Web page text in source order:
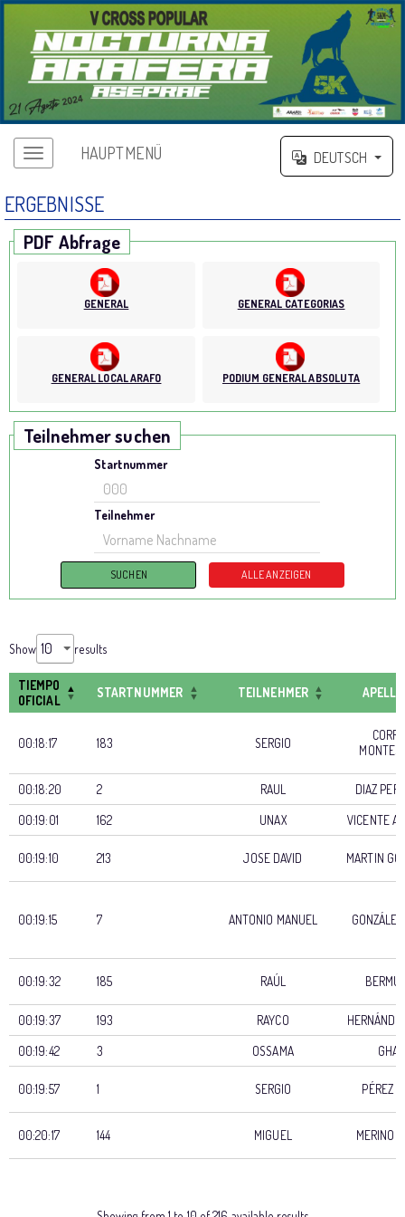
HAUPTMENÜ DEUTSCH
ERGEBNISSE
PDF Abfrage
GENERAL GENERAL CATEGORIAS
GENERAL LOCAL ARAFO PODIUM GENERAL ABSOLUTA
Teilnehmer suchen
Startnummer
Teilnehmer
Show results
TIEMPO
OFICIAL
STARTNUMMER TEILNEHMER
00:18:17 183 SERGIO
00:18:20 2 RAUL
DIAZ
00:19:01
162 UNAX VICENTE
00:19:10 213 JOSE DAVID MARTIN
00:19:15 7 ANTONIO MANUEL
00:19:32 185 RAÚL
00:19:37 193 RAYCO
00:19:42
3 OSSAMA
00:19:57 1 SERGIO PÉREZ
00:20:17 144 MIGUEL MERINO